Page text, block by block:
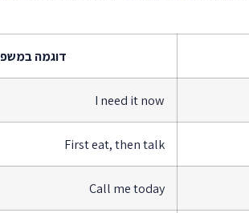
דוגמה
I need it now
First eat, then talk
Call me today